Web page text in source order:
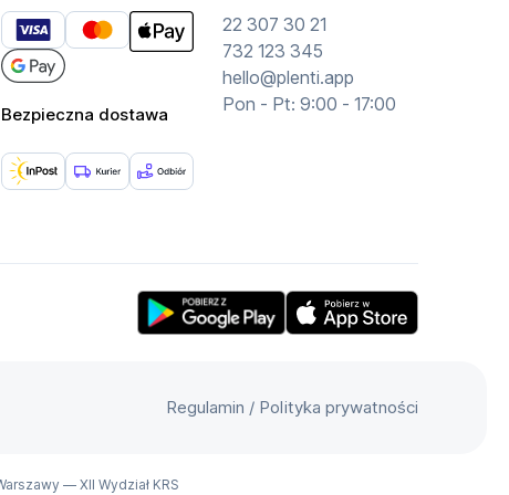
Bezpieczna dostawa
22 307 30 21
732 123 345
hello@plenti.app
Pon - Pt: 9:00 - 17:00
Regulamin / Polityka prywatności
— XII Wydział KRS